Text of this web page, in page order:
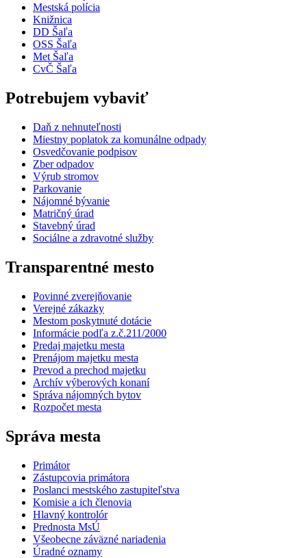
Mestská polícia
Knižnica
DD Šaľa
OSS Šaľa
Met Šaľa
CvČ Šaľa
Potrebujem vybaviť
Daň z nehnuteľnosti
Miestny poplatok za komunálne odpady
Osvedčovanie podpisov
Zber odpadov
Výrub stromov
Parkovanie
Nájomné bývanie
Matričný úrad
Stavebný úrad
Sociálne a zdravotné služby
Transparentné mesto
Povinné zverejňovanie
Verejné zákazky
Mestom poskytnuté dotácie
Informácie podľa z.č.211/2000
Predaj majetku mesta
Prenájom majetku mesta
Prevod a prechod majetku
Archív výberových konaní
Správa nájomných bytov
Rozpočet mesta
Správa mesta
Primátor
Zástupcovia primátora
Poslanci mestského zastupiteľstva
Komisie a ich členovia
Hlavný kontrolór
Prednosta MsÚ
Všeobecne záväzné nariadenia
Úradné oznamy